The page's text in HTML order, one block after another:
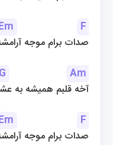
F
صدات برام موجه
G
Am
آخه قلبم همیشه به
F
صدات برام موجه